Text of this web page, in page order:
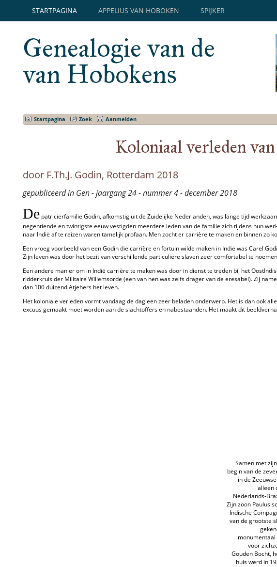
STARTPAGINA APPELIUS VAN HOBOKEN SPIJKER
Genealogie van de
van Hobokens
Startpagina Zoek Aanmelden
Koloniaal verleden
door F.Th.J. Godin, Rotterdam 2018
gepubliceerd in Gen - jaargang 24 - nummer 4 - december 2018
De patriciërfamilie Godin, afkomstig uit de Zuidelijke Nederlanden, was lange tijd
negentiende en twintigste eeuw vestigden meerdere leden van de familie zich tijdens hun
naar Indië af te reizen waren tamelijk profaan. Men zocht er carrière te maken en binnen zo
Een vroeg voorbeeld van een Godin die carrière en fortuin wilde maken in Indië was Carel
Zijn leven was door het bezit van verschillende particuliere slaven zeer comfortabel te
Een andere manier om in Indië carrière te maken was door in dienst te treden bij het
ridderkruis der Militaire Willemsorde (een van hen was zelfs drager van de eresabel). Zij
dan 100 duizend Atjehers het leven.
Het koloniale verleden vormt vandaag de dag een zeer beladen onderwerp. Het is dan ook
excuus gemaakt moet worden aan de slachtoffers en nabestaanden. Het maakt dit
Samen met
begin van de
in de
alleen
Nederlands-
Zijn zoon Paulus
Indische
van de grootste
voor
Gouden Bocht,
huis werd in